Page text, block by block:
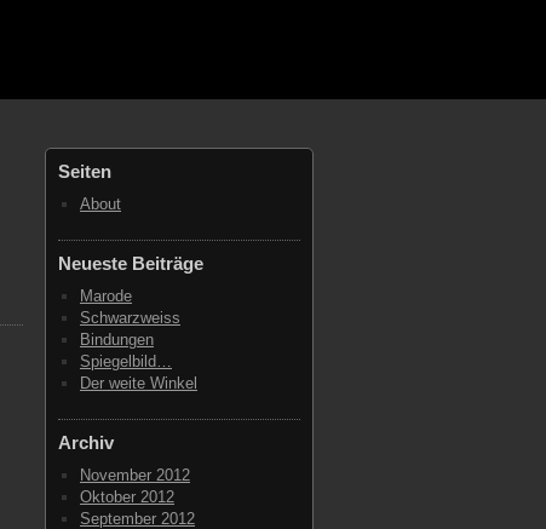
Seiten
About
Neueste Beiträge
Marode
Schwarzweiss
Bindungen
Spiegelbild…
Der weite Winkel
Archiv
November 2012
Oktober 2012
September 2012